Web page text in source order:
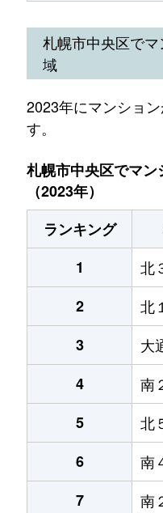
札幌市中央区で
域
2023年にマンショ
す。
札幌市中央区でマ
（2023年）
ランキング
1
北
2
北
3
大
4
南
5
北
6
南
7
南